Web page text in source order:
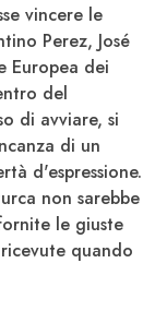
vincere le
Perez, José
Europea dei
del
di avviare, si
di un
d'espressione.
non sarebbe
le giuste
quando